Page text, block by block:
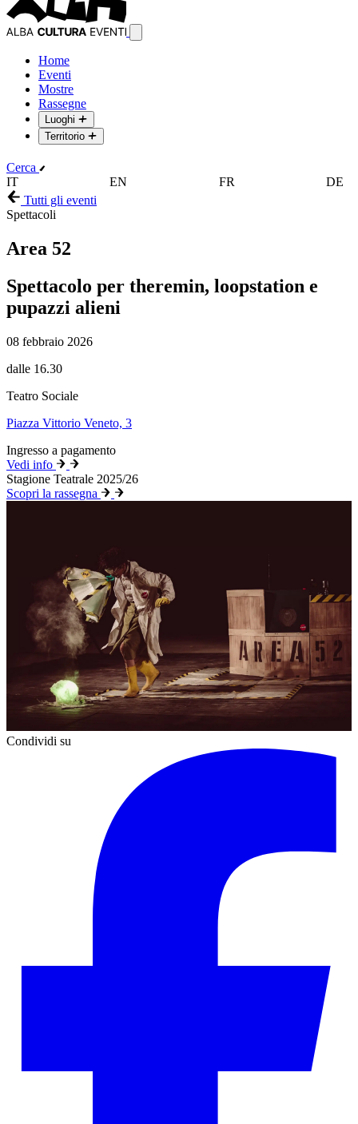
Home
Eventi
Mostre
Rassegne
Luoghi
Territorio
Cerca
IT
EN FR
DE
Tutti gli eventi
Spettacoli
Area 52
Spettacolo per theremin, loopstation e
pupazzi alieni
08 febbraio 2026
dalle 16.30
Teatro Sociale
Piazza Vittorio Veneto, 3
Ingresso a pagamento
Vedi info
Stagione Teatrale 2025/26
Scopri la rassegna
Condividi su